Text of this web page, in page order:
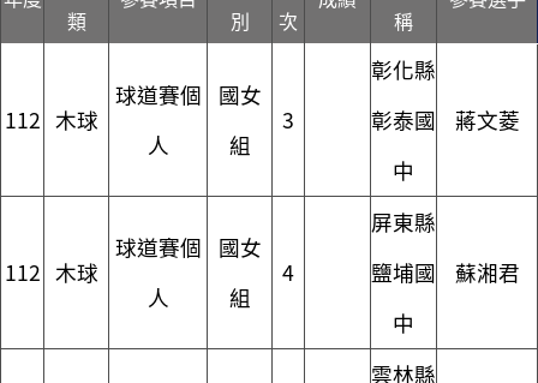
類
別
次
稱
112 木球
球道賽個
人
國女
組
3
彰化縣
彰泰國
中
蔣文菱
112 木球
球道賽個
人
國女
組
4
屏東縣
鹽埔國
中
蘇湘君
雲林縣